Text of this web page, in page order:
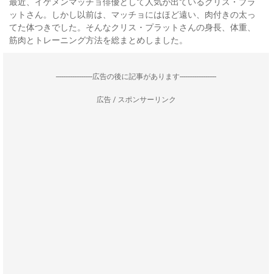
ットさん。しかし以前は、マッチョにはほど遠い、肉付きの太っ
てた体つきでした。そんなクリス・プラットさんの身長、体重、
筋肉とトレーニング方法を総まとめしました。
--------------------広告の後に記事があります--------------------
広告 / スポンサーリンク